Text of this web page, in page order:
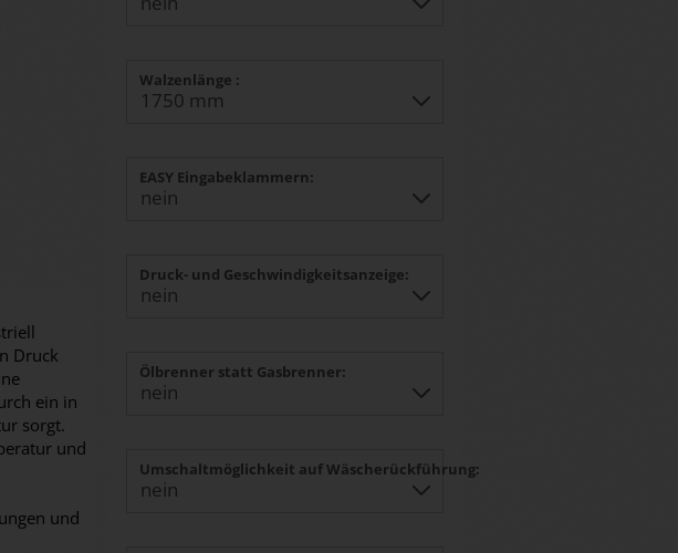
Walzenlänge :
EASY Eingabeklammern:
Druck- und Geschwindigkeitsanzeige:
Ölbrenner statt Gasbrenner:
Umschaltmöglichkeit auf Wäscherückführung:
Druck
ein in
sorgt.
und
und